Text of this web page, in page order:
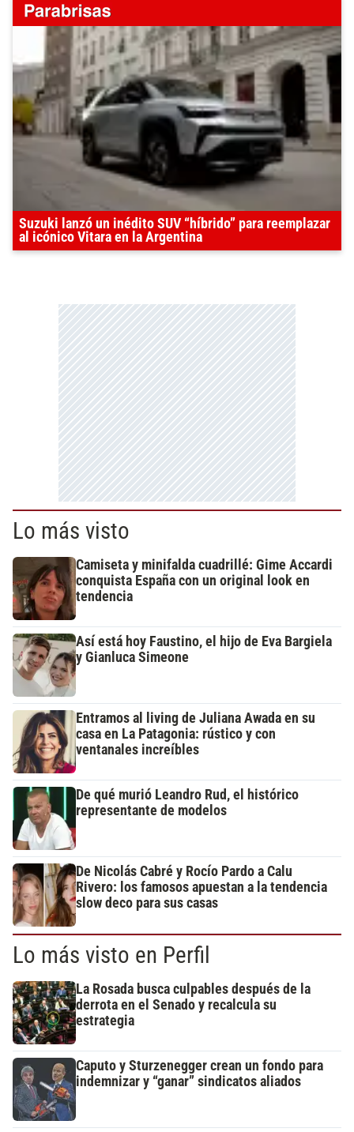
Suzuki lanzó un inédito SUV “híbrido” para reemplazar
al icónico Vitara en la Argentina
Lo más visto
Camiseta y minifalda cuadrillé: Gime Accardi
conquista España con un original look en
tendencia
Así está hoy Faustino, el hijo de Eva Bargiela
y Gianluca Simeone
Entramos al living de Juliana Awada en su
casa en La Patagonia: rústico y con
ventanales increíbles
De qué murió Leandro Rud, el histórico
representante de modelos
De Nicolás Cabré y Rocío Pardo a Calu
Rivero: los famosos apuestan a la tendencia
slow deco para sus casas
Lo más visto en Perfil
La Rosada busca culpables después de la
derrota en el Senado y recalcula su
estrategia
Caputo y Sturzenegger crean un fondo para
indemnizar y “ganar” sindicatos aliados